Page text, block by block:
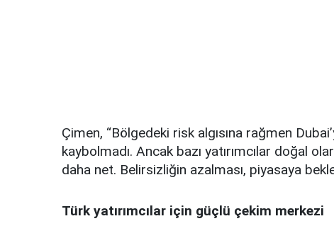
Çimen, “Bölgedeki risk algısına rağmen
kaybolmadı. Ancak bazı yatırımcılar doğal
daha net. Belirsizliğin azalması, piyasaya
Türk yatırımcılar için güçlü çekim merkezi